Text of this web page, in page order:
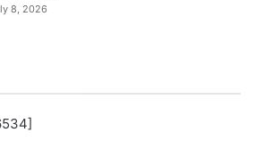
8, 2026